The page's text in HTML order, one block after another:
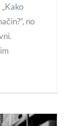
no